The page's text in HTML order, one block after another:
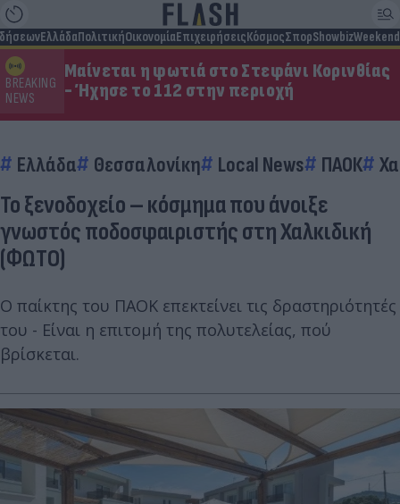
ΕλλάδαΠολιτικήΟικονομίαΕπιχειρήσειςΚόσμοςΣπορShowbizWeekend
BREAKING
NEWS
Μαίνεται η φωτιά στο Στεφάνι Κορινθίας
- Ήχησε το 112 στην περιοχή
Ελλάδα Θεσσαλονίκη Local News ΠΑΟΚ
Το ξενοδοχείο – κόσμημα που άνοιξε
γνωστός ποδοσφαιριστής στη Χαλκιδική
(ΦΩΤΟ)
Ο παίκτης του ΠΑΟΚ επεκτείνει τις δραστηριότητές
του - Είναι η επιτομή της πολυτελείας, πού
βρίσκεται.